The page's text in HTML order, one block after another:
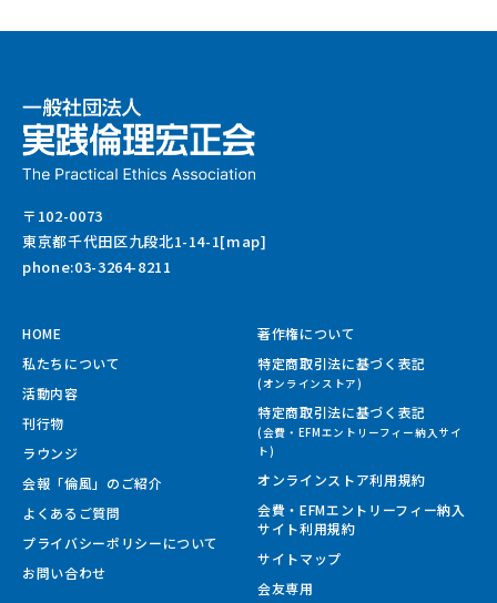
〒102-0073
東京都千代田区九段北1-14-1[map]
phone:03-3264-8211
HOME
私たちについて
活動内容
刊行物
ラウンジ
会報「倫風」のご紹介
よくあるご質問
プライバシーポリシーについて
お問い合わせ
著作権について
特定商取引法に基づく表記
(オンラインストア)
特定商取引法に基づく表記
(会費・EFMエントリーフィー納入サイ
ト)
オンラインストア利用規約
会費・EFMエントリーフィー納入
サイト利用規約
サイトマップ
会友専用